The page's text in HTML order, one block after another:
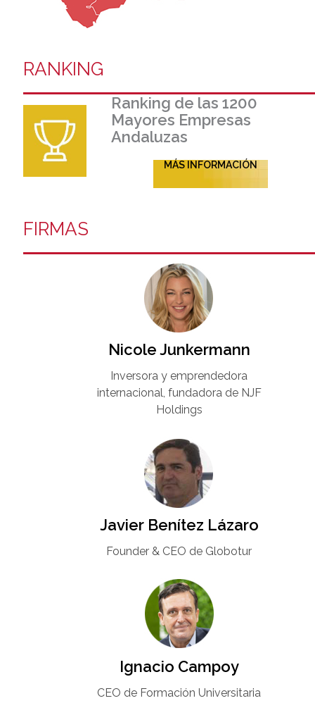
RANKING
Ranking de las 1200
Mayores Empresas
Andaluzas
MÁS INFORMACIÓN
FIRMAS
Nicole Junkermann​
Inversora y emprendedora
internacional, fundadora de NJF
Holdings
Javier Benítez Lázaro
Founder & CEO de Globotur​
Ignacio Campoy​
CEO de Formación Universitaria​